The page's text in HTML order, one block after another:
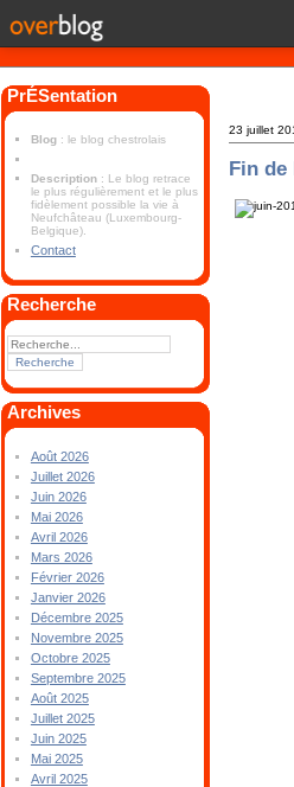
PrÉSentation
Blog : le blog chestrolais
Description : Le blog retrace
le plus régulièrement et le plus
fidèlement possible la vie à
Neufchâteau (Luxembourg-
Belgique).
Contact
Recherche
Archives
Août 2026
Juillet 2026
Juin 2026
Mai 2026
Avril 2026
Mars 2026
Février 2026
Janvier 2026
Décembre 2025
Novembre 2025
Octobre 2025
Septembre 2025
Août 2025
Juillet 2025
Juin 2025
Mai 2025
Avril 2025
23 juillet
Fin